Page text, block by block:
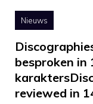
Nieuws
besproken in
reviewed in